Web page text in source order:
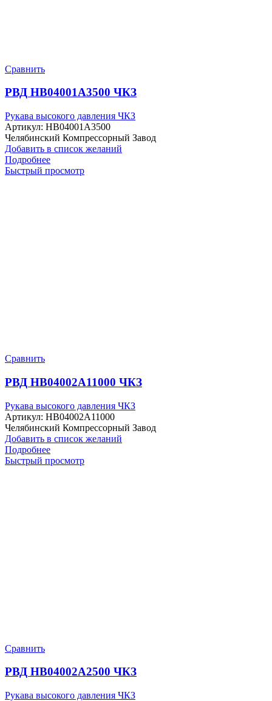
Сравнить
РВД HB04001A3500 ЧКЗ
Рукава высокого давления ЧКЗ
Артикул: HB04001A3500
Челябинский Компрессорный Завод
Добавить в список желаний
Подробнее
Быстрый просмотр
Сравнить
РВД HB04002A11000 ЧКЗ
Рукава высокого давления ЧКЗ
Артикул: HB04002A11000
Челябинский Компрессорный Завод
Добавить в список желаний
Подробнее
Быстрый просмотр
Сравнить
РВД HB04002A2500 ЧКЗ
Рукава высокого давления ЧКЗ